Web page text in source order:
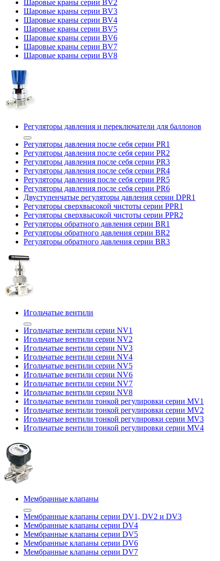
Шаровые краны серии BV2
Шаровые краны серии BV3
Шаровые краны серии BV4
Шаровые краны серии BV5
Шаровые краны серии BV6
Шаровые краны серии BV7
Шаровые краны серии BV8
Регуляторы давления и переключатели для баллонов
Регуляторы давления после себя серии PR1
Регуляторы давления после себя серии PR2
Регуляторы давления после себя серии PR3
Регуляторы давления после себя серии PR4
Регуляторы давления после себя серии PR5
Регуляторы давления после себя серии PR6
Двуступенчатые регуляторы давления серии DPR1
Регуляторы сверхвысокой чистоты серии PPR1
Регуляторы сверхвысокой чистоты серии PPR2
Регуляторы обратного давления серии BR1
Регуляторы обратного давления серии BR2
Регуляторы обратного давления серии BR3
Игольчатые вентили
Игольчатые вентили серии NV1
Игольчатые вентили серии NV2
Игольчатые вентили серии NV3
Игольчатые вентили серии NV4
Игольчатые вентили серии NV5
Игольчатые вентили серии NV6
Игольчатые вентили серии NV7
Игольчатые вентили серии NV8
Игольчатые вентили тонкой регулировки серии MV1
Игольчатые вентили тонкой регулировки серии MV2
Игольчатые вентили тонкой регулировки серии MV3
Игольчатые вентили тонкой регулировки серии MV4
Мембранные клапаны
Мембранные клапаны серии DV1, DV2 и DV3
Мембранные клапаны серии DV4
Мембранные клапаны серии DV5
Мембранные клапаны серии DV6
Мембранные клапаны серии DV7